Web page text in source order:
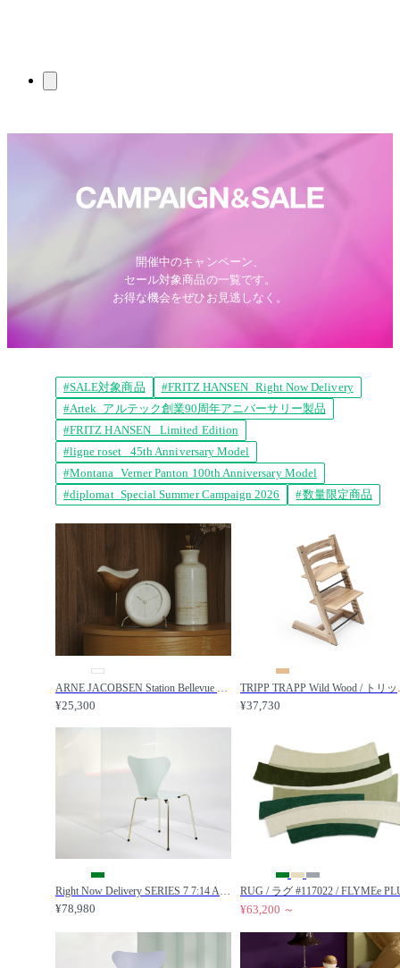
開催中のキャンペーン、
セール対象商品の一覧です。
お得な機会をぜひお見逃しなく。
SALE対象商品
FRITZ HANSEN_Right Now Delivery
Artek_アルテック創業90周年アニバーサリー製品
FRITZ HANSEN_ Limited Edition
ligne roset_ 45th Anniversary Model
Montana_Verner Panton 100th Anniversary Model
diplomat_Special Summer Campaign 2026
数量限定商品
¥25,300 ¥37,730
Right Now Delivery SERIES 7 7:14 AM COLOUR EDITION / セブンチェア 3107 7:14 AM カラーエディション（7:14 AM グリーン） / FRITZ HANSEN / フリッツ・ハンセン
¥78,980 ¥63,200 ～